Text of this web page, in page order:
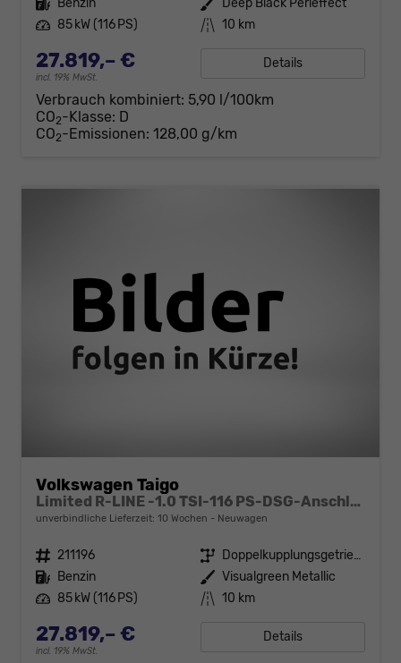
Leistung 85 kW (116 PS) Kilometerstand 10 km
27.819,– €
incl. 19% MwSt.
Details
Verbrauch kombiniert: 5,90 l/100km
CO2-Klasse: D
CO2-Emissionen: 128,00 g/km
Volkswagen Taigo
Limited R-LINE -1.0 TSI-116 PS-DSG-Anschlussgarantie-AppleCarPlay-AndroidAuto-Kessy GO-ACC-PDC2x-Kamera-Klimaautomatik-LED MATRIX-18"Alu
unverbindliche Lieferzeit: 10 Wochen Neuwagen
Fahrzeugnr. 211196 Getriebe
Doppelkupplungsgetriebe (DSG)
Kraftstoff Benzin Außenfarbe Visualgreen Metallic
Leistung 85 kW (116 PS) Kilometerstand 10 km
27.819,– €
incl. 19% MwSt.
Details